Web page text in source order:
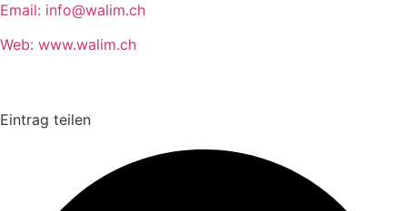
Email: info@walim.ch
Web: www.walim.ch
Eintrag teilen